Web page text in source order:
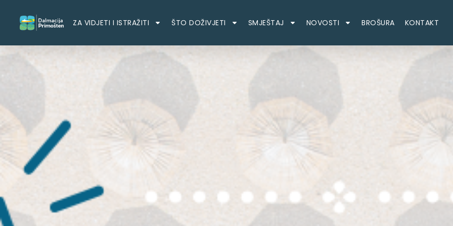
ZA VIDJETI I ISTRAŽITI ŠTO DOŽIVJETI SMJEŠTAJ NOVOSTI BROŠURA KONTAKT